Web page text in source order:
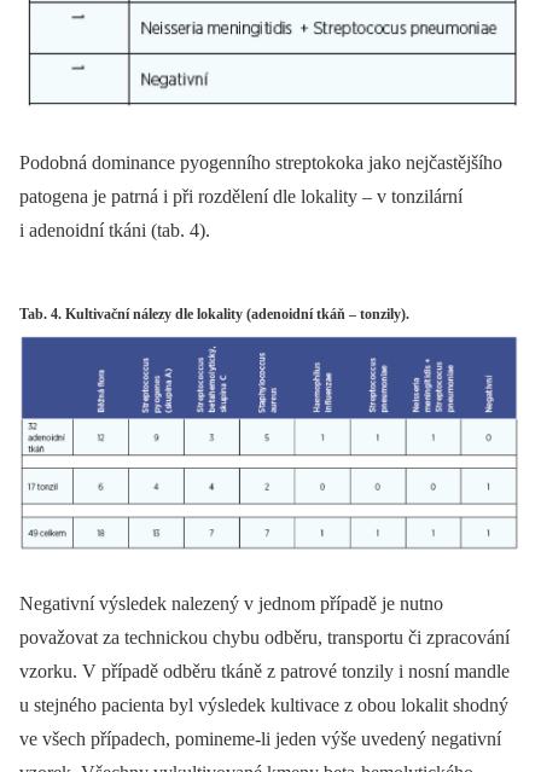
Podobná dominance pyogenního streptokoka jako nejčastějšího
patogena je patrná i při rozdělení dle lokality –⁠ v tonzilární
i adenoidní tkáni (tab. 4).
Tab. 4. Kultivační nálezy dle lokality (adenoidní tkáň – tonzily).
Negativní výsledek nalezený v jednom případě je nutno
považovat za technickou chybu odběru, transportu či zpracování
vzorku. V případě odběru tkáně z patrové tonzily i nosní mandle
u stejného pacienta byl výsledek kultivace z obou lokalit shodný
ve všech případech, pomineme-li jeden výše uvedený negativní